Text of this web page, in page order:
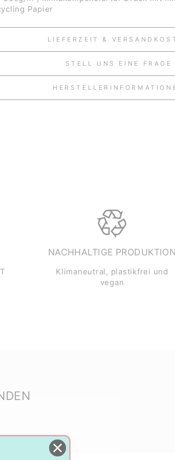
Papier
LIEFERZEIT &
STELL UNS EINE FRAGE
NACHHALTIGE PRODUKTION
Klimaneutral, plastikfrei und
vegan